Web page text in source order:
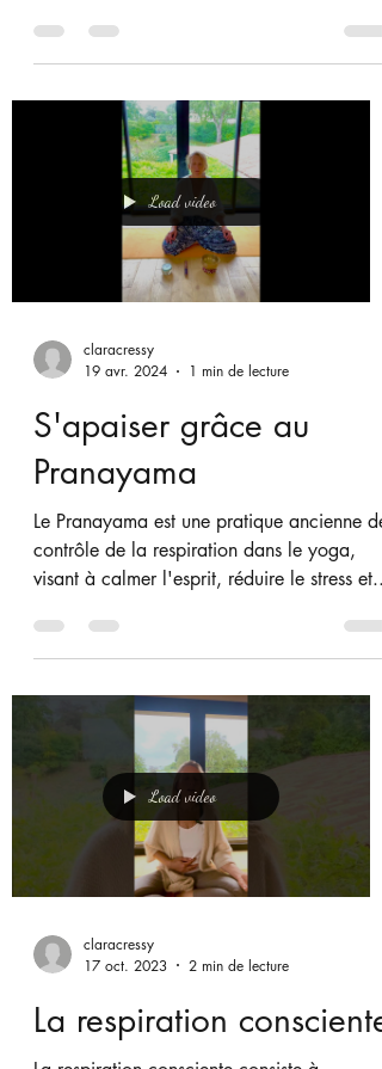
Ma Morning Routine :
La posture de la
Montagne (dynamique)
Namaste! (for English, scroll down) Voici la
première étape de ma morning routine : la
posture de la montagne en dynamique : -
Load video
claracressy
S'apaiser grâce au
Pranayama
Le Pranayama est une pratique ancienne de
contrôle de la respiration dans le yoga,
visant à calmer l'esprit, réduire le stress et...
Load video